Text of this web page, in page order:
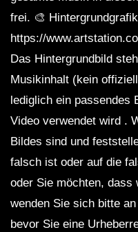
frei. 🎨
https://
Das Hintergrundbild
Musikinhalt (kein
lediglich ein passendes
Video verwendet wird .
Bildes sind und
falsch ist oder auf die
oder Sie möchten, dass
wenden Sie sich bitte
bevor Sie eine